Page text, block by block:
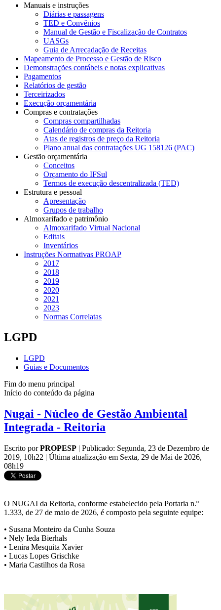
Manuais e instruções
Diárias e passagens
TED e Convênios
Manual de Gestão e Fiscalização de Contratos
UASGs
Guia de Arrecadação de Receitas
Mapeamento de Processo e Gestão de Risco
Demonstrações contábeis e notas explicativas
Pagamentos
Relatórios de gestão
Terceirizados
Execução orçamentária
Compras e contratações
Compras compartilhadas
Calendário de compras da Reitoria
Atas de registros de preço da Reitoria
Plano anual das contratações UG 158126 (PAC)
Gestão orçamentária
Conceitos
Orçamento do IFSul
Termos de execução descentralizada (TED)
Estrutura e pessoal
Apresentação
Grupos de trabalho
Almoxarifado e patrimônio
Almoxarifado Virtual Nacional
Editais
Inventários
Instruções Normativas PROAP
2017
2018
2019
2020
2021
2023
Normas Correlatas
LGPD
LGPD
Guias e Documentos
Fim do menu principal
Início do conteúdo da página
Nugai - Núcleo de Gestão Ambiental
Integrada - Reitoria
Escrito porPROPESP | Publicado: Segunda, 23 de Dezembro de
2019, 10h22 | Última atualização em Sexta, 29 de Mai de 2026,
08h19
O NUGAI da Reitoria, conforme estabelecido pela Portaria n.º
1.333, de 27 de maio de 2026, é composto pela seguinte equipe:
• Susana Monteiro da Cunha Souza
• Nely Ieda Bierhals
• Lenira Mesquita Xavier
• Lucas Lopes Grischke
• Maria Castilhos da Rosa